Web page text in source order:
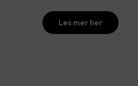
Les mer her